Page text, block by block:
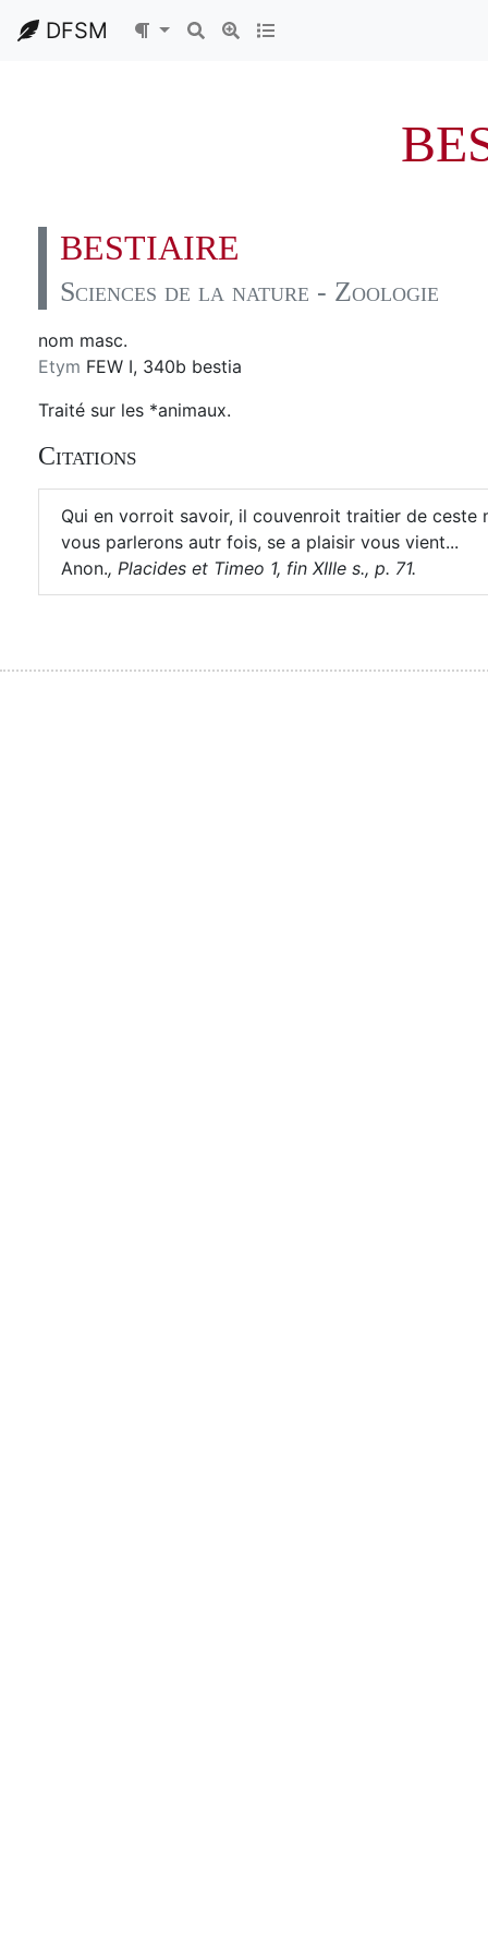
DFSM
BESTIAIRE
Sciences de la nature - Zoologie
nom masc.
Etym FEW I, 340b bestia
Traité sur les *animaux.
Citations
Qui en vorroit savoir, il couvenroit traitier de ceste
vous parlerons autr fois, se a plaisir vous vient...
Anon., Placides et Timeo 1, fin XIIIe s., p. 71.